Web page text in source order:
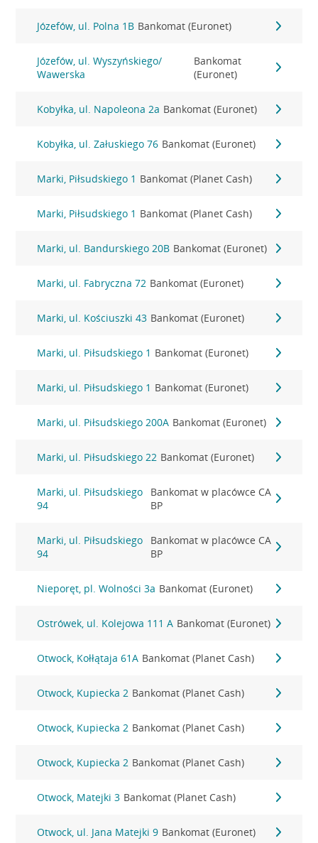
Józefów, ul. Polna 1B Bankomat (Euronet)
Józefów, ul. Wyszyńskiego/
Wawerska
Bankomat
(Euronet)
Kobyłka, ul. Napoleona 2a Bankomat (Euronet)
Kobyłka, ul. Załuskiego 76 Bankomat (Euronet)
Marki, Piłsudskiego 1 Bankomat (Planet Cash)
Marki, Piłsudskiego 1 Bankomat (Planet Cash)
Marki, ul. Bandurskiego 20B Bankomat (Euronet)
Marki, ul. Fabryczna 72 Bankomat (Euronet)
Marki, ul. Kościuszki 43 Bankomat (Euronet)
Marki, ul. Piłsudskiego 1 Bankomat (Euronet)
Marki, ul. Piłsudskiego 1 Bankomat (Euronet)
Marki, ul. Piłsudskiego 200A Bankomat (Euronet)
Marki, ul. Piłsudskiego 22 Bankomat (Euronet)
Marki, ul. Piłsudskiego
94
Bankomat w placówce CA
BP
Marki, ul. Piłsudskiego
94
Bankomat w placówce CA
BP
Nieporęt, pl. Wolności 3a Bankomat (Euronet)
Ostrówek, ul. Kolejowa 111 A Bankomat (Euronet)
Otwock, Kołłątaja 61A Bankomat (Planet Cash)
Otwock, Kupiecka 2 Bankomat (Planet Cash)
Otwock, Kupiecka 2 Bankomat (Planet Cash)
Otwock, Kupiecka 2 Bankomat (Planet Cash)
Otwock, Matejki 3 Bankomat (Planet Cash)
Otwock, ul. Jana Matejki 9 Bankomat (Euronet)